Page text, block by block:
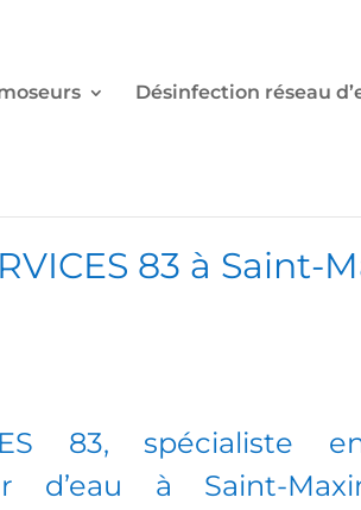
Désinfection réseau
83 à Saint-
83,spécialiste
d’eau à Saint-